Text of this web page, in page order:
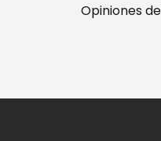
Opiniones